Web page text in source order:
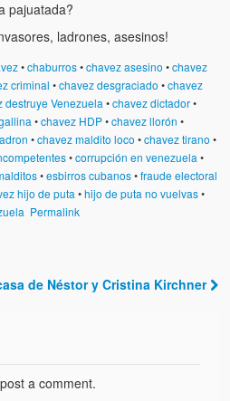
pajuatada?
ladrones, asesinos!
•chaburros•chavez asesino •chavez
criminal •chavez desgraciado •chavez
destruye Venezuela •chavez dictador•
•chavez HDP•chavez llorón •
•chavez maldito loco •chavez tirano •
•corrupción en venezuela •
•esbirros cubanos•fraude electoral
hijo de puta •hijo de puta no vuelvas•
Permalink
de Néstor y Cristina Kirchner
a comment.